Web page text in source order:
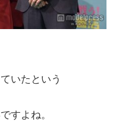
いたという
すよね。